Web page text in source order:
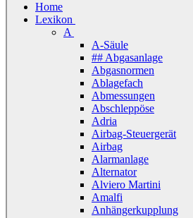
Home
Lexikon
A
A-Säule
## Abgasanlage
Abgasnormen
Ablagefach
Abmessungen
Abschleppöse
Adria
Airbag-Steuergerät
Airbag
Alarmanlage
Alternator
Alviero Martini
Amalfi
Anhängerkupplung